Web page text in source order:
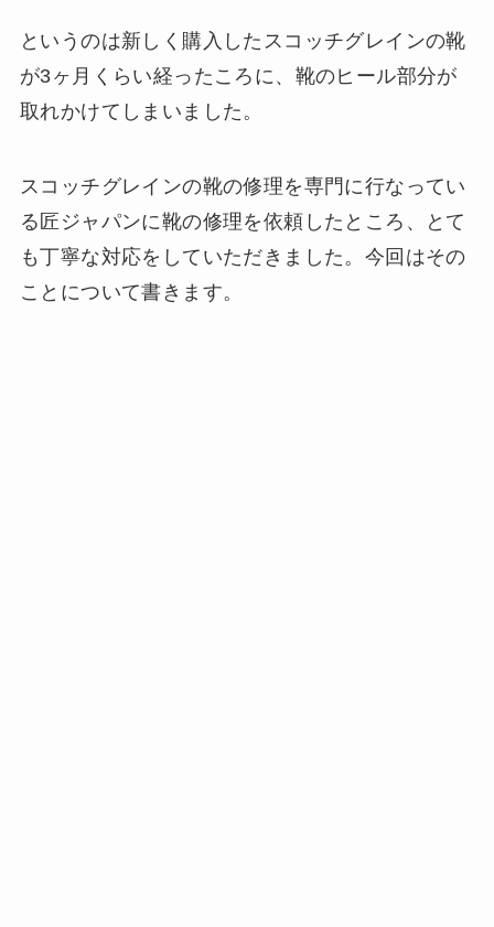
というのは新しく購入したスコッチグレインの靴
が3ヶ月くらい経ったころに、靴のヒール部分が
取れかけてしまいました。
スコッチグレインの靴の修理を専門に行なってい
る匠ジャパンに靴の修理を依頼したところ、とて
も丁寧な対応をしていただきました。今回はその
ことについて書きます。